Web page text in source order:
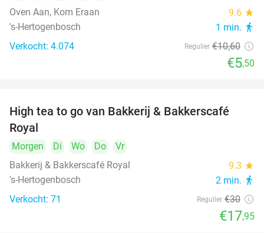
Oven Aan, Kom Eraan
9.6 star
's-Hertogenbosch 1 min. directions_walk
Verkocht: 4.074 Regulier €10,60
€5,50
40%
High tea to go van Bakkerij & Bakkerscafé
Royal
Morgen Di Wo Do
Vr
Bakkerij & Bakkerscafé Royal
9.3 star
's-Hertogenbosch 2 min. directions_walk
Verkocht: 71 Regulier €30
€17,95